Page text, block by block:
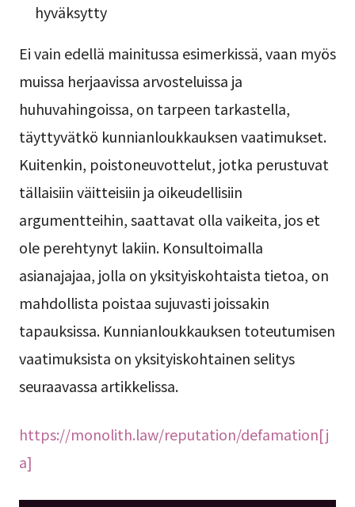
hyväksytty
Ei vain edellä mainitussa esimerkissä, vaan myös
muissa herjaavissa arvosteluissa ja
huhuvahingoissa, on tarpeen tarkastella,
täyttyvätkö kunnianloukkauksen vaatimukset.
Kuitenkin, poistoneuvottelut, jotka perustuvat
tällaisiin väitteisiin ja oikeudellisiin
argumentteihin, saattavat olla vaikeita, jos et
ole perehtynyt lakiin. Konsultoimalla
asianajajaa, jolla on yksityiskohtaista tietoa, on
mahdollista poistaa sujuvasti joissakin
tapauksissa. Kunnianloukkauksen toteutumisen
vaatimuksista on yksityiskohtainen selitys
seuraavassa artikkelissa.
https://monolith.law/reputation/defamation[j
a]